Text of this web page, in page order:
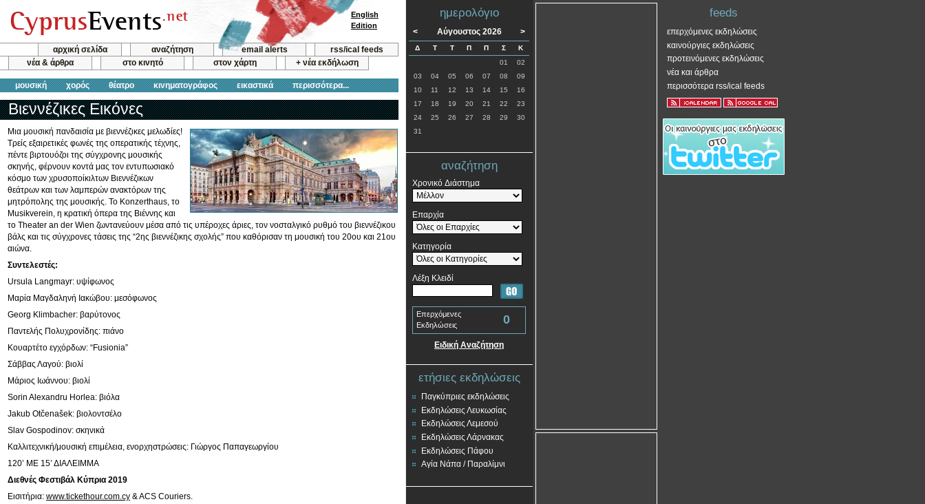
αρχική σελίδα αναζήτηση email alerts
rss/ical feeds
νέα & άρθρα
στο κινητό στον χάρτη + νέα εκδήλωση
μουσική χορός θέατρο κινηματογράφος εικαστικά περισσότερα...
English
Edition
Βιεννέζικες Εικόνες
Μια μουσική πανδαισία με βιεννέζικες μελωδίες!
Τρείς εξαιρετικές φωνές της οπερατικής τέχνης,
πέντε βιρτουόζοι της σύγχρονης μουσικής
σκηνής, φέρνουν κοντά μας τον εντυπωσιακό
κόσμο των χρυσοποίκιλτων Βιεννέζικων
θεάτρων και των λαμπερών ανακτόρων της
μητρόπολης της μουσικής. Το Konzerthaus, το
Musikverein, η κρατική όπερα της Βιέννης και
το Theater an der Wien ζωντανεύουν μέσα από τις υπέροχες άριες, τον νοσταλγικό ρυθμό του βιεννέζικου
βάλς και τις σύγχρονες τάσεις της “2ης βιεννέζικης σχολής” που καθόρισαν τη μουσική του 20ου και 21ου
αιώνα.
Συντελεστές:
Ursula Langmayr: υψίφωνος
Μαρία Μαγδαληνή Ιακώβου: μεσόφωνος
Georg Klimbacher: βαρύτονος
Παντελής Πολυχρoνίδης: πιάνο
Κουαρτέτο εγχόρδων: “Fusionia”
Σάββας Λαγού: βιολί
Μάριος Ιωάννου: βιολί
Sorin Alexandru Horlea: βιόλα
Jakub Otčenašek: βιολοντσέλο
Slav Gospodinov: σκηνικά
Καλλιτεχνική/μουσική επιμέλεια, ενορχηστρώσεις: Γιώργος Παπαγεωργίου
120’ ΜΕ 15’ ΔΙΑΛΕΙΜΜΑ
Διεθνές Φεστιβάλ Κύπρια 2019
Εισιτήρια: www.tickethour.com.cy & ACS Couriers.
ημερολόγιο
< Αύγουστος 2026 >
Δ Τ Τ Π Π Σ
Κ
01
02
03
04 05 06 07 08
09
10
11 12 13 14 15
16
17
18 19 20 21 22
23
24
25 26 27 28 29
30
31
αναζήτηση
Χρονικό Διάστημα
Επαρχία
Κατηγορία
Λέξη Κλειδί
Επερχόμενες
Εκδηλώσεις
0
Ειδική Αναζήτηση
ετήσιες εκδηλώσεις
Παγκύπριες εκδηλώσεις
Εκδηλώσεις Λευκωσίας
Εκδηλώσεις Λεμεσού
Εκδηλώσεις Λάρνακας
Εκδηλώσεις Πάφου
Αγία Νάπα / Παραλίμνι
feeds
επερχόμενες εκδηλώσεις
καινούργιες εκδηλώσεις
προτεινόμενες εκδηλώσεις
νέα και άρθρα
περισσότερα rss/ical feeds